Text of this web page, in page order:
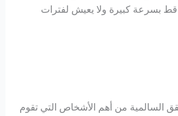
بسرعة كبيرة ولا يعيش لفترات
السالمية من أهم الأشخاص التي تقوم